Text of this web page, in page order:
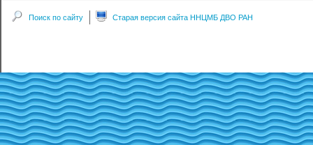
Поиск по сайту Старая версия сайта ННЦМБ ДВО РАН